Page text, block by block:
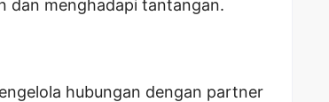
dan menghadapi tantangan.
hubungan dengan partner